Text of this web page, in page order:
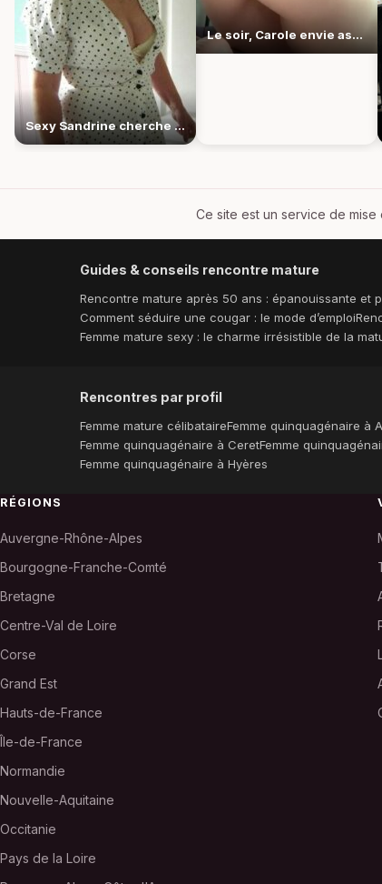
Sexy Sandrine cherche des nuits qui brulent enfin
Le soir, Carole envie assume ses désirs sans détour
Ce site est un service de
Guides & conseils rencontre mature
Rencontre mature après 50 ans : épanouissante et
Comment séduire une cougar : le mode d’emploi
Femme mature sexy : le charme irrésistible de la
Rencontres par profil
Femme mature célibataireFemme quinquagénaire à
Femme quinquagénaire à CeretFemme
Femme quinquagénaire à Hyères
RÉGIONS
Auvergne-Rhône-Alpes
Bourgogne-Franche-Comté
Bretagne
Centre-Val de Loire
Corse
Grand Est
Hauts-de-France
Île-de-France
Normandie
Nouvelle-Aquitaine
Occitanie
Pays de la Loire